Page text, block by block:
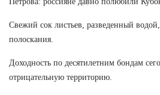
Свежий сок листьев, разведенный
полоскания.
Доходность по десятилетним бондам
отрицательную территорию.